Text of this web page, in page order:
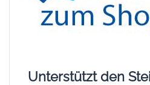
Unterstützt den